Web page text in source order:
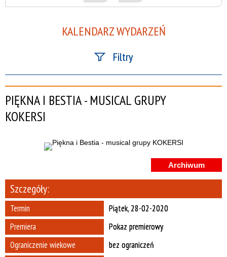
KALENDARZ WYDARZEŃ
Filtry
Szukana fraza
Kategoria
Promowane
PIĘKNA I BESTIA - MUSICAL GRUPY
KOKERSI
Archiwum
Szczegóły:
Termin
Piątek, 28-02-2020
Premiera
Pokaz premierowy
Ograniczenie wiekowe
bez ograniczeń